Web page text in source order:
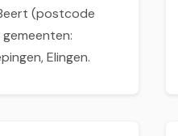
(postcode
Elingen.